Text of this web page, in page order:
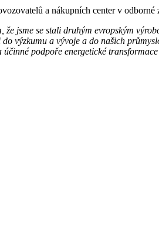
a nákupních center v
jsme se stali druhým evropským
výzkumu a vývoje a do našich
podpoře energetické